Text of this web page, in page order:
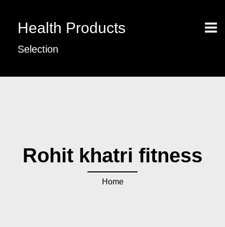
Health Products
Selection
Rohit khatri fitness
Home